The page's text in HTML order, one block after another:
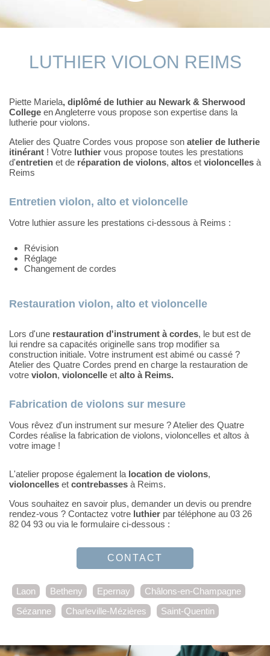
LUTHIER VIOLON REIMS
Piette Mariela, diplômé de luthier au Newark & Sherwood
College en Angleterre vous propose son expertise dans la
lutherie pour violons.
Atelier des Quatre Cordes vous propose son atelier de lutherie
itinérant ! Votre luthier vous propose toutes les prestations
d'entretien et de réparation de violons, altos et violoncelles à
Reims
Entretien violon, alto et violoncelle
Votre luthier assure les prestations ci-dessous à Reims :
Révision
Réglage
Changement de cordes
Restauration violon, alto et violoncelle
Lors d'une restauration d'instrument à cordes, le but est de
lui rendre sa capacités originelle sans trop modifier sa
construction initiale. Votre instrument est abimé ou cassé ?
Atelier des Quatre Cordes prend en charge la restauration de
votre violon, violoncelle et alto à Reims.
Fabrication de violons sur mesure
Vous rêvez d'un instrument sur mesure ? Atelier des Quatre
Cordes réalise la fabrication de violons, violoncelles et altos à
votre image !
L'atelier propose également la location de violons,
violoncelles et contrebasses à Reims.
Vous souhaitez en savoir plus, demander un devis ou prendre
rendez-vous ? Contactez votre luthier par téléphone au 03 26
82 04 93 ou via le formulaire ci-dessous :
CONTACT
Laon Betheny Epernay
Châlons-en-Champagne
Sézanne
Charleville-Mézières Saint-Quentin